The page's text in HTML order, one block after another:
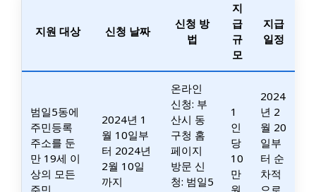
지원 대상 신청 날짜
신청 방
법
지
급
규
모
지급
일정
범일5동에
주민등록
주소를 둔
만 19세 이
상의 모든
2024년 1
월 10일부
터 2024년
2월 10일
까지
온라인
신청: 부
산시 동
구청 홈
페이지
방문 신
청: 범일5
1
인
당
10
만
2024
년 2
월 20
일부
터 순
차적